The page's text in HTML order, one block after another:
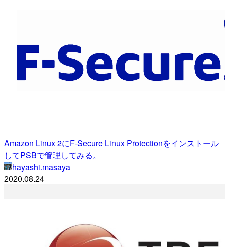
Amazon Linux 2にF-Secure Linux Protectionをインストール
してPSBで管理してみる。
hayashi.masaya
2020.08.24